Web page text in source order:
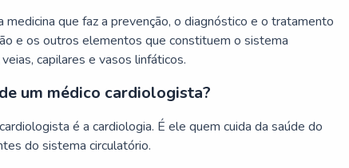
medicina que faz a prevenção, o diagnóstico e o tratamento
e os outros elementos que constituem o sistema
capilares e vasos linfáticos.
um médico cardiologista?
é a cardiologia. É ele quem cuida da saúde do
do sistema circulatório.